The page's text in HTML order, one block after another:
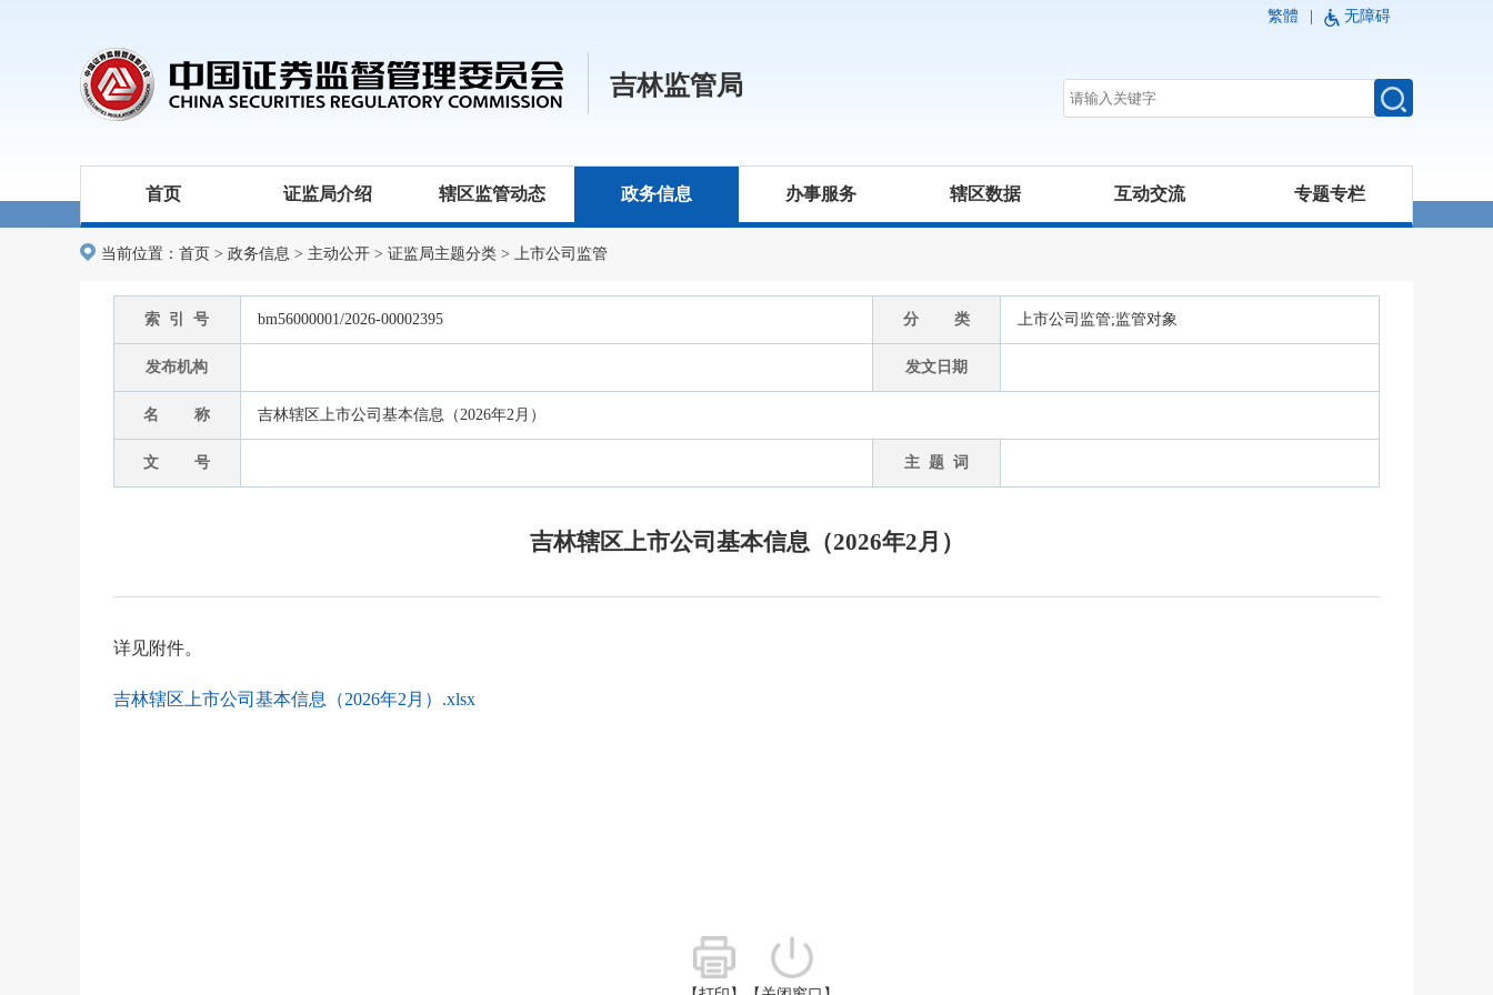
繁體 无障碍
吉林监管局
首页 证监局介绍 辖区监管动态 政务信息 办事服务 辖区数据 互动交流 专题专栏
当前位置： 首页 > 政务信息 > 主动公开 > 证监局主题分类 > 上市公司监管
索 引 号 bm56000001/2026-00002395 分 类 上市公司监管;监管对象
发布机构 发文日期
名 称 吉林辖区上市公司基本信息（2026年2月）
文 号 主 题 词
吉林辖区上市公司基本信息（2026年2月）
详见附件。
吉林辖区上市公司基本信息（2026年2月）.xlsx